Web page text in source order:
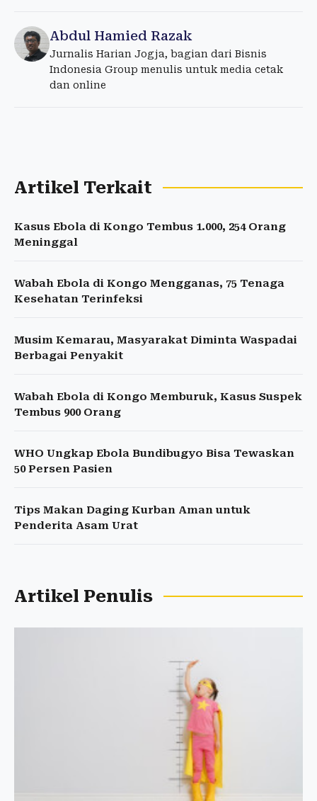
Abdul Hamied Razak
Jurnalis Harian Jogja, bagian dari Bisnis
Indonesia Group menulis untuk media cetak
dan online
Artikel Terkait
Kasus Ebola di Kongo Tembus 1.000, 254 Orang
Meninggal
Wabah Ebola di Kongo Mengganas, 75 Tenaga
Kesehatan Terinfeksi
Musim Kemarau, Masyarakat Diminta Waspadai
Berbagai Penyakit
Wabah Ebola di Kongo Memburuk, Kasus Suspek
Tembus 900 Orang
WHO Ungkap Ebola Bundibugyo Bisa Tewaskan
50 Persen Pasien
Tips Makan Daging Kurban Aman untuk
Penderita Asam Urat
Artikel Penulis